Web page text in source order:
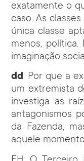
exatamente o
caso. As
única classe
menos,
imaginação
dd: Por que a
um extremista
investiga as
antagonismos
da Fazenda,
aquele